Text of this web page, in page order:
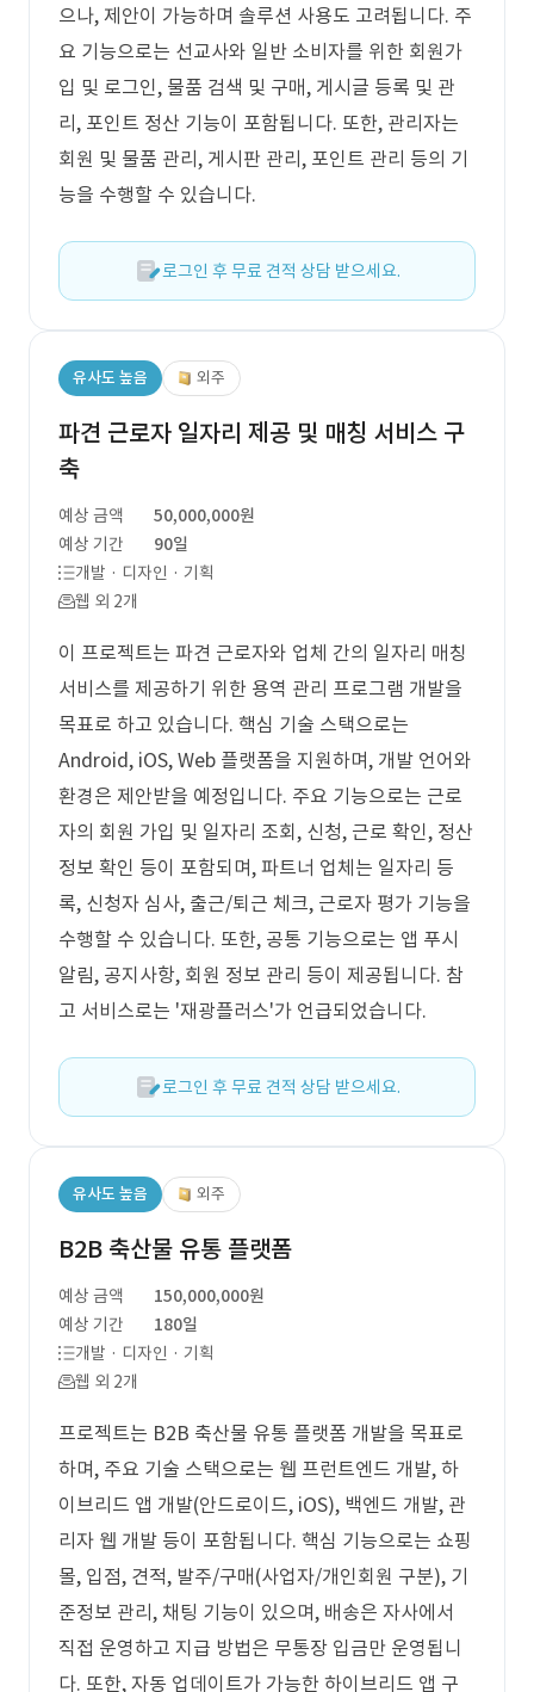
으나, 제안이 가능하며 솔루션 사용도 고려됩니다. 주
요 기능으로는 선교사와 일반 소비자를 위한 회원가
입 및 로그인, 물품 검색 및 구매, 게시글 등록 및 관
리, 포인트 정산 기능이 포함됩니다. 또한, 관리자는
회원 및 물품 관리, 게시판 관리, 포인트 관리 등의 기
능을 수행할 수 있습니다.
로그인 후 무료 견적 상담 받으세요.
유사도 높음 외주
파견 근로자 일자리 제공 및 매칭 서비스 구
축
예상 금액
50,000,000원
예상 기간
90일
개발 · 디자인 · 기획
웹 외 2개
이 프로젝트는 파견 근로자와 업체 간의 일자리 매칭
서비스를 제공하기 위한 용역 관리 프로그램 개발을
목표로 하고 있습니다. 핵심 기술 스택으로는
Android, iOS, Web 플랫폼을 지원하며, 개발 언어와
환경은 제안받을 예정입니다. 주요 기능으로는 근로
자의 회원 가입 및 일자리 조회, 신청, 근로 확인, 정산
정보 확인 등이 포함되며, 파트너 업체는 일자리 등
록, 신청자 심사, 출근/퇴근 체크, 근로자 평가 기능을
수행할 수 있습니다. 또한, 공통 기능으로는 앱 푸시
알림, 공지사항, 회원 정보 관리 등이 제공됩니다. 참
고 서비스로는 '재광플러스'가 언급되었습니다.
로그인 후 무료 견적 상담 받으세요.
유사도 높음 외주
B2B 축산물 유통 플랫폼
예상 금액
150,000,000원
예상 기간
180일
개발 · 디자인 · 기획
웹 외 2개
프로젝트는 B2B 축산물 유통 플랫폼 개발을 목표로
하며, 주요 기술 스택으로는 웹 프런트엔드 개발, 하
이브리드 앱 개발(안드로이드, iOS), 백엔드 개발, 관
리자 웹 개발 등이 포함됩니다. 핵심 기능으로는 쇼핑
몰, 입점, 견적, 발주/구매(사업자/개인회원 구분), 기
준정보 관리, 채팅 기능이 있으며, 배송은 자사에서
직접 운영하고 지급 방법은 무통장 입금만 운영됩니
다. 또한, 자동 업데이트가 가능한 하이브리드 앱 구